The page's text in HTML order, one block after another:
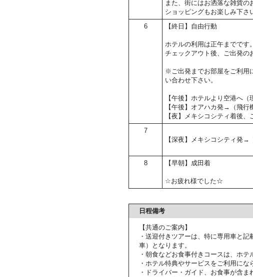
また、街にはお洒落な雑貨の
ショッピングもお楽しみ下さ
6 【終日】自由行動
ホテルの利用は正午までです。
チェックアウト後、ご出発の
※ご出発までお部屋をご利用
い合わせ下さい。
【午後】ホテルより空港へ（
【午後】オアハカ発→（飛
【夜】メキシコシティ着後
7
【深夜】メキシコシティ発
8 【早朝】成田着
☆お疲れ様でした☆
日程備考
【共通のご案内】
・送迎付きツアーは、特に専用車と
車）となります。
・朝食などお食事付きコースは、ホ
・ホテル特典やサービスをご利用に
・ドライバー・ガイド、お食事が含